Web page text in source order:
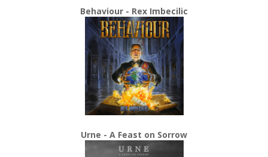
Behaviour - Rex Imbecilic
Urne - A Feast on Sorrow